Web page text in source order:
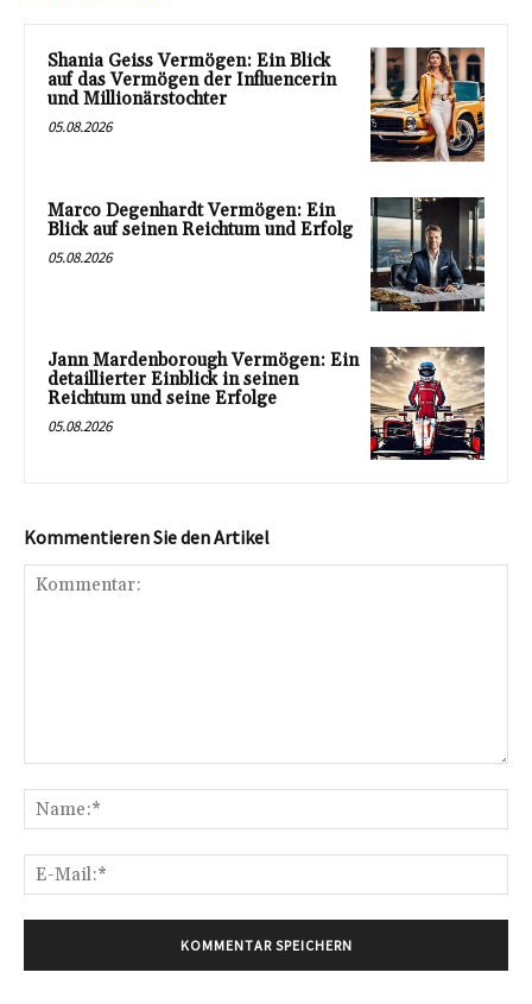
Shania Geiss Vermögen: Ein Blick
auf das Vermögen der Influencerin
und Millionärstochter
05.08.2026
Marco Degenhardt Vermögen: Ein
Blick auf seinen Reichtum und Erfolg
05.08.2026
Jann Mardenborough Vermögen: Ein
detaillierter Einblick in seinen
Reichtum und seine Erfolge
05.08.2026
Kommentieren Sie den Artikel